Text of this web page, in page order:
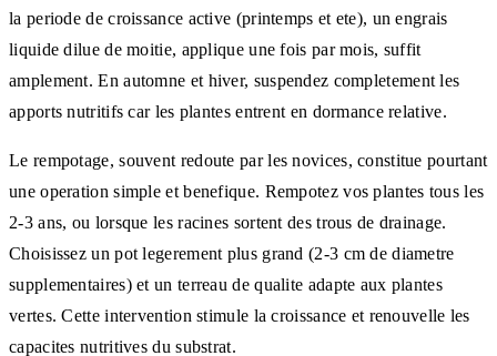
la periode de croissance active (printemps et ete), un engrais
liquide dilue de moitie, applique une fois par mois, suffit
amplement. En automne et hiver, suspendez completement les
apports nutritifs car les plantes entrent en dormance relative.
Le rempotage, souvent redoute par les novices, constitue pourtant
une operation simple et benefique. Rempotez vos plantes tous les
2-3 ans, ou lorsque les racines sortent des trous de drainage.
Choisissez un pot legerement plus grand (2-3 cm de diametre
supplementaires) et un terreau de qualite adapte aux plantes
vertes. Cette intervention stimule la croissance et renouvelle les
capacites nutritives du substrat.